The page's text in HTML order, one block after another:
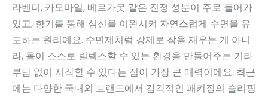
라벤더, 카모마일, 베르가못 같은 진정 성분이 주로 들어가
있고, 향기를 통해 심신을 이완시켜 자연스럽게 수면을 유
도하는 원리예요. 수면제처럼 강제로 잠을 재우는 게 아니
라, 몸이 스스로 릴렉스할 수 있는 환경을 만들어주는 거라
부담 없이 시작할 수 있다는 점이 가장 큰 매력이에요. 최근
에는 다양한 국내외 브랜드에서 감각적인 패키징의 슬리핑